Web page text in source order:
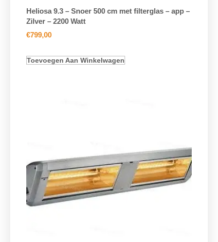
Heliosa 9.3 – Snoer 500 cm met filterglas – app –
Zilver – 2200 Watt
€799,00
Toevoegen Aan Winkelwagen